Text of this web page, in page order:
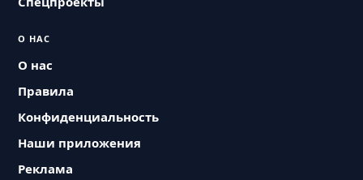
О НАС
О нас
Правила
Конфиденциальность
Наши приложения
Реклама